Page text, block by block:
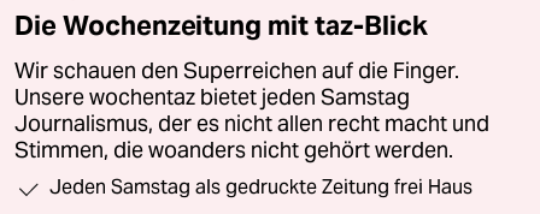
Die Wochenzeitung mit taz-Blick
Wir schauen den Superreichen auf die Finger.
Unsere wochentaz bietet jeden Samstag
Journalismus, der es nicht allen recht macht und
Stimmen, die woanders nicht gehört werden.
Jeden Samstag als gedruckte Zeitung frei Haus